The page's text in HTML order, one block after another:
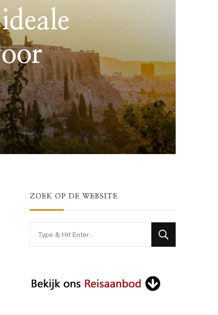
ZOEK OP DE WEBSITE
Looking
for